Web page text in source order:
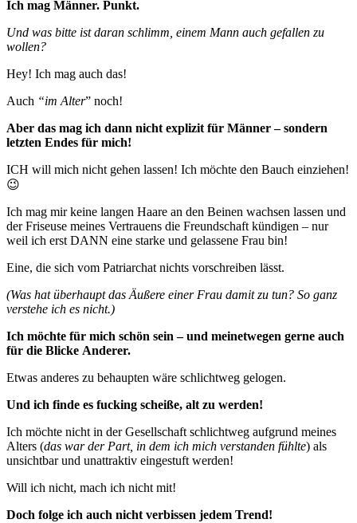
Ich mag Männer. Punkt.
Und was bitte ist daran schlimm, einem Mann auch gefallen zu
wollen?
Hey! Ich mag auch das!
Auch “im Alter” noch!
Aber das mag ich dann nicht explizit für Männer – sondern
letzten Endes für mich!
ICH will mich nicht gehen lassen! Ich möchte den Bauch einziehen!
😉
Ich mag mir keine langen Haare an den Beinen wachsen lassen und
der Friseuse meines Vertrauens die Freundschaft kündigen – nur
weil ich erst DANN eine starke und gelassene Frau bin!
Eine, die sich vom Patriarchat nichts vorschreiben lässt.
(Was hat überhaupt das Äußere einer Frau damit zu tun? So ganz
verstehe ich es nicht.)
Ich möchte für mich schön sein – und meinetwegen gerne auch
für die Blicke Anderer.
Etwas anderes zu behaupten wäre schlichtweg gelogen.
Und ich finde es fucking scheiße, alt zu werden!
Ich möchte nicht in der Gesellschaft schlichtweg aufgrund meines
Alters (das war der Part, in dem ich mich verstanden fühlte) als
unsichtbar und unattraktiv eingestuft werden!
Will ich nicht, mach ich nicht mit!
Doch folge ich auch nicht verbissen jedem Trend!